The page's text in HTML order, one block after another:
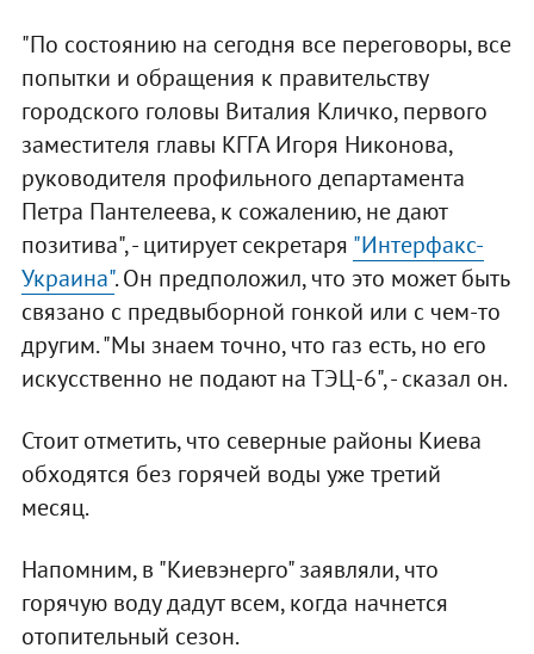
"По состоянию на сегодня все переговоры, все
попытки и обращения к правительству
городского головы Виталия Кличко, первого
заместителя главы КГГА Игоря Никонова,
руководителя профильного департамента
Петра Пантелеева, к сожалению, не дают
позитива", - цитирует секретаря "Интерфакс-
Украина". Он предположил, что это может быть
связано с предвыборной гонкой или с чем-то
другим. "Мы знаем точно, что газ есть, но его
искусственно не подают на ТЭЦ-6", - сказал он.
Стоит отметить, что северные районы Киева
обходятся без горячей воды уже третий
месяц.
Напомним, в "Киевэнерго" заявляли, что
горячую воду дадут всем, когда начнется
отопительный сезон.